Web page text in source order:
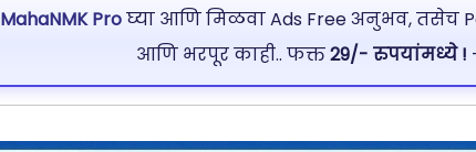
MahaNMK Proघ्या आणि मिळवा Ads Free अनुभव, तसेच
आणि भरपूर काही.. फक्त29/- रुपयांमध्ये !